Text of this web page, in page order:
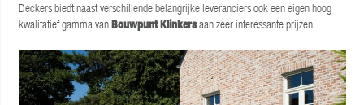
Deckers biedt naast verschillende belangrijke leveranciers ook een eigen hoog
kwalitatief gamma vanBouwpunt Klinkersaan zeer interessante prijzen.